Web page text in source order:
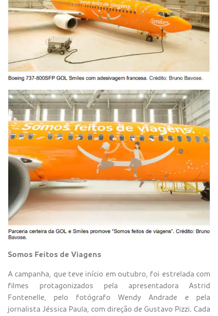
Somos Feitos de Viagens
A campanha, que teve início em outubro, foi estrelada com
filmes protagonizados pela apresentadora Astrid
Fontenelle, pelo fotógrafo Wendy Andrade e pela
jornalista Jéssica Paula, com direção de Gustavo Pizzi. Cada